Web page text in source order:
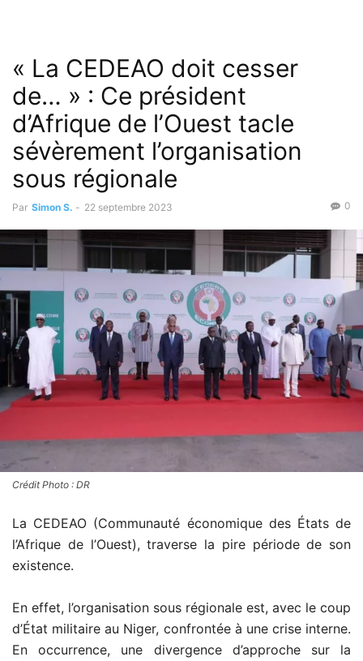
« La CEDEAO doit cesser
de… » : Ce président
d’Afrique de l’Ouest tacle
sévèrement l’organisation
sous régionale
Par Simon S. - 22 septembre 2023 0
Crédit Photo : DR
La CEDEAO (Communauté économique des États de
l’Afrique de l’Ouest), traverse la pire période de son
existence.
En effet, l’organisation sous régionale est, avec le coup
d’État militaire au Niger, confrontée à une crise interne.
En occurrence, une divergence d’approche sur la